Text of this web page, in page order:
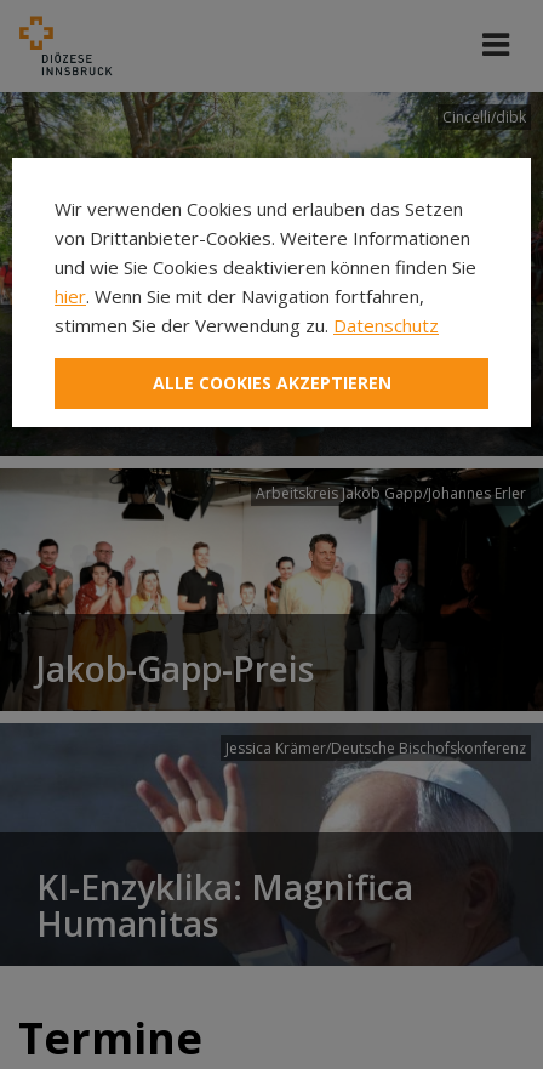
Cincelli/dibk
Neuer Pilgerweg Via
Laudato si’
Arbeitskreis Jakob Gapp/Johannes Erler
Jakob-Gapp-Preis
Jessica Krämer/Deutsche Bischofskonferenz
KI-Enzyklika: Magnifica
Humanitas
Termine
Wir verwenden Cookies und erlauben das Setzen
von Drittanbieter-Cookies. Weitere Informationen
und wie Sie Cookies deaktivieren können finden Sie
hier. Wenn Sie mit der Navigation fortfahren,
stimmen Sie der Verwendung zu. Datenschutz
ALLE COOKIES AKZEPTIEREN